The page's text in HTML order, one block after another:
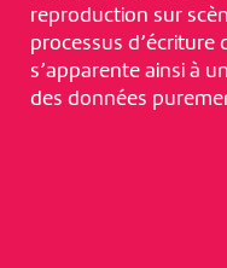
reproduction sur
processus d’écriture
s’apparente ainsi à
des données